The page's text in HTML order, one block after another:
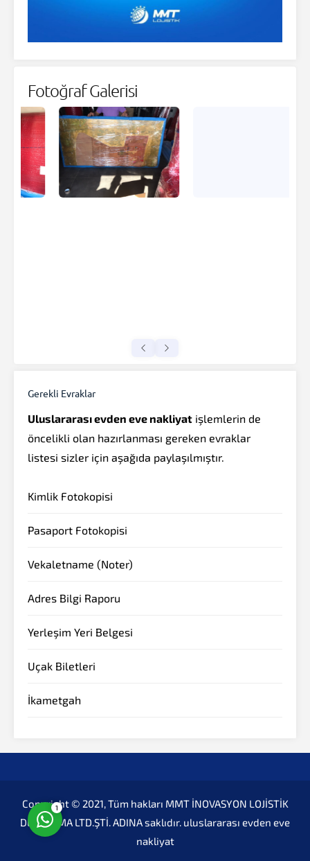
Fotoğraf Galerisi
Gerekli Evraklar
Uluslararası evden eve nakliyat işlemlerin de
öncelikli olan hazırlanması gereken evraklar
listesi sizler için aşağıda paylaşılmıştır.
Kimlik Fotokopisi
Pasaport Fotokopisi
Vekaletname (Noter)
Adres Bilgi Raporu
Yerleşim Yeri Belgesi
Uçak Biletleri
İkametgah
Copyright © 2021, Tüm hakları MMT İNOVASYON LOJİSTİK
DEPOLAMA LTD.ŞTİ. ADINA saklıdır. uluslararası evden eve
nakliyat
Müşteri Temsilcisi
1